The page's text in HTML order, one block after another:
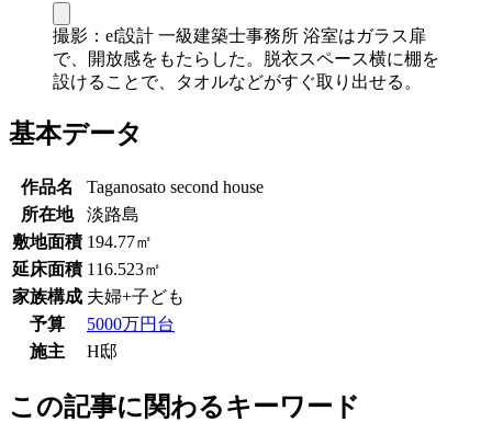
撮影：ef設計 一級建築士事務所 浴室はガラス扉
で、開放感をもたらした。脱衣スペース横に棚を
設けることで、タオルなどがすぐ取り出せる。
基本データ
作品名
Taganosato second house
所在地
淡路島
敷地面積 194.77㎡
延床面積 116.523㎡
家族構成 夫婦+子ども
予算
5000万円台
施主
H邸
この記事に関わるキーワード